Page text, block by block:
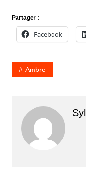
Partager :
Facebook
Ambre